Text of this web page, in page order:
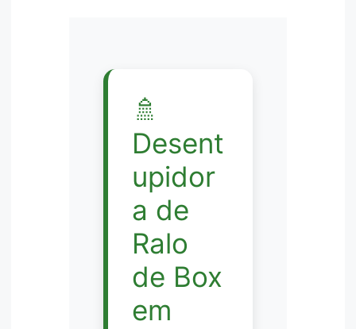
🚿
Desent
upidor
a de
Ralo
de Box
em